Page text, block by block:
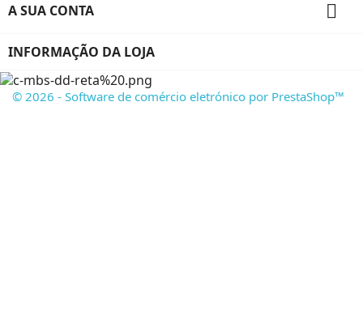
A SUA CONTA 
INFORMAÇÃO DA LOJA
© 2026 - Software de comércio eletrónico por PrestaShop™